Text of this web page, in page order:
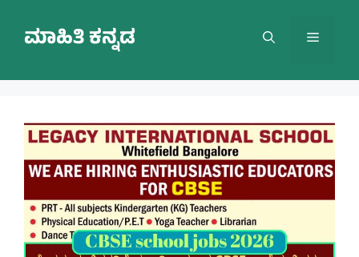
contentಮಾಹಿತಿ ಕನ್ನಡ Menu